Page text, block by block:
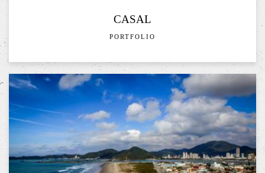
CASAL
PORTFOLIO